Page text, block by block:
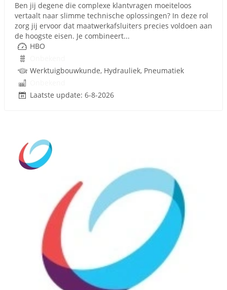
Ben jij degene die complexe klantvragen moeiteloos
vertaalt naar slimme technische oplossingen? In deze rol
zorg jij ervoor dat maatwerkafsluiters precies voldoen aan
de hoogste eisen. Je combineert...
HBO
Werktuigbouwkunde, Hydrauliek, Pneumatiek
Laatste update: 6-8-2026